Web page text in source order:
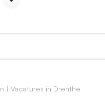
met het opzetten van
bij campagnes,
| Vacatures in Drenthe